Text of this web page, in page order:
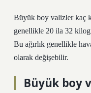
Büyük boy valizler kaç
genellikle 20 ila 32
Bu ağırlık genellikle
olarak değişebilir.
Büyük boy